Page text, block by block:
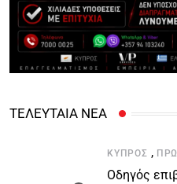
ΤΕΛΕΥΤΑΙΑ ΝΕΑ
ΚΎΠΡΟΣ ,
Οδηγός